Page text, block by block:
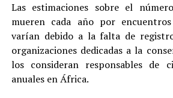
Las estimaciones sobre el
mueren cada año por
varían debido a la falta de
organizaciones dedicadas a la
los consideran responsables de
anuales en África.